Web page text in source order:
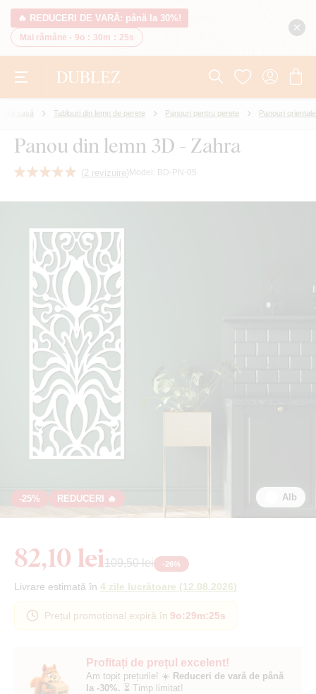
🔥 REDUCERI DE VARĂ: până la 30%!
Mai rămâne - 9o : 30m : 25s
casă Tablouri din lemn de perete Panouri pentru perete Panouri orientale
Panou din lemn 3D - Zahra
(2 revizuire) Model: BD-PN-05
-25% REDUCERI 🔥 Alb
Profitați de prețul excelent!
Am topit prețurile! ☀️ Reduceri de vară de până
la -30%. ⏳ Timp limitat!
82,10 lei109,50 lei -26%
Livrare estimată în 4 zile lucrătoare (12.08.2026)
Prețul promoțional expiră în 9o:29m:24s